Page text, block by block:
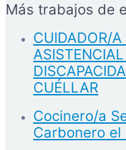
Más trabajos de
CUIDADOR/A
CUÉLLAR
Cocinero/a
Carbonero el